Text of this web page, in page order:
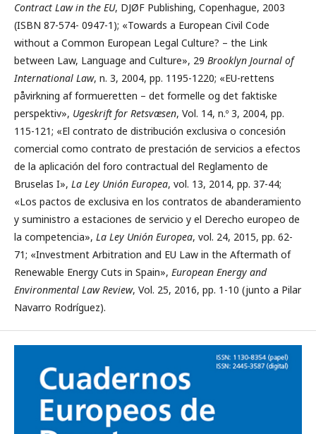
Contract Law in the EU, DJØF Publishing, Copenhague, 2003
(ISBN 87-574- 0947-1); «Towards a European Civil Code
without a Common European Legal Culture? – the Link
between Law, Language and Culture», 29 Brooklyn Journal of
International Law, n. 3, 2004, pp. 1195-1220; «EU-rettens
påvirkning af formueretten – det formelle og det faktiske
perspektiv», Ugeskrift for Retsvæsen, Vol. 14, n.º 3, 2004, pp.
115-121; «El contrato de distribución exclusiva o concesión
comercial como contrato de prestación de servicios a efectos
de la aplicación del foro contractual del Reglamento de
Bruselas I», La Ley Unión Europea, vol. 13, 2014, pp. 37-44;
«Los pactos de exclusiva en los contratos de abanderamiento
y suministro a estaciones de servicio y el Derecho europeo de
la competencia», La Ley Unión Europea, vol. 24, 2015, pp. 62-
71; «Investment Arbitration and EU Law in the Aftermath of
Renewable Energy Cuts in Spain», European Energy and
Environmental Law Review, Vol. 25, 2016, pp. 1-10 (junto a Pilar
Navarro Rodríguez).